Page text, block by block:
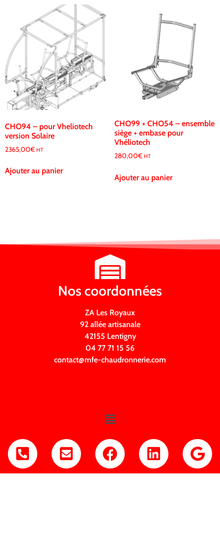
CHO94 – pour Vheliotech
version Solaire
2365,00€ HT
Ajouter au panier
CHO99 + CHO54 – ensemble
siège + embase pour
Vhéliotech
280,00€ HT
Ajouter au panier
Nos coordonnées
ZA Les Royaux
92 allée artisanale
42155 Lentigny
04 77 71 15 56
contact@mfe-chaudronnerie.com